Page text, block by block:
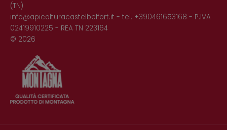
(TN)
info@apicolturacastelbelfort.it - tel. +390461653168 - P.IVA
02419910225 - REA TN 223164
© 2026